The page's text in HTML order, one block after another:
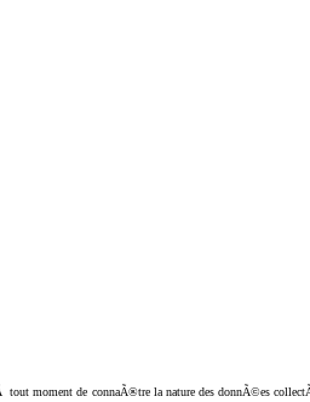
moment de connaÃ®tre la nature des donnÃ©es